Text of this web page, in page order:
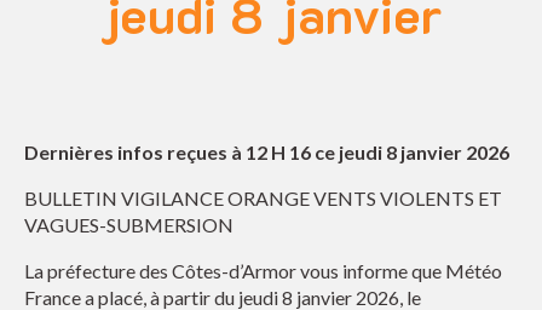
Dernières infos reçues à 12 H 16 ce jeudi 8 janvier 2026
BULLETIN VIGILANCE ORANGE VENTS VIOLENTS ET
VAGUES-SUBMERSION
La préfecture des Côtes-d’Armor vous informe que Météo
France a placé, à partir du jeudi 8 janvier 2026, le